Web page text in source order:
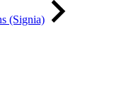
(Signia)